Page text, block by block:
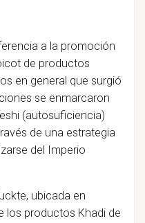
a la promoción
de productos
en general que surgió
se enmarcaron
(autosuficiencia)
de una estrategia
del Imperio
ubicada en
los productos Khadi de